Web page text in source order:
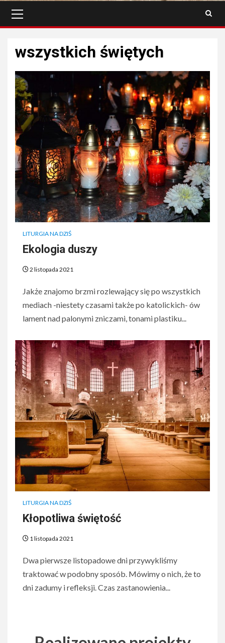
główne
wszystkich świętych
LITURGIA NA DZIŚ
Ekologia duszy
2 listopada 2021
Jakże znajomo brzmi rozlewający się po wszystkich
mediach -niestety czasami także po katolickich- ów
lament nad palonymi zniczami, tonami plastiku...
LITURGIA NA DZIŚ
Kłopotliwa świętość
1 listopada 2021
Dwa pierwsze listopadowe dni przywykliśmy
traktować w podobny sposób. Mówimy o nich, że to
dni zadumy i refleksji. Czas zastanowienia...